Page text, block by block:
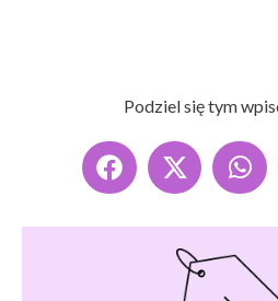
Podziel się tym